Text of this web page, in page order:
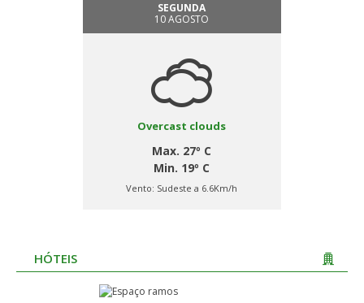
SEGUNDA
10 AGOSTO
Overcast clouds
Max. 27º C
Min. 19º C
Vento: Sudeste a 6.6Km/h
HÓTEIS